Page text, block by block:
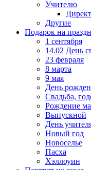
Учителю
Другие
Подарок на
1 сентября
14.02 День
23 февраля
8 марта
9 мая
День
Свадьба,
Рождение
Выпускной
День
Новый год
Новоселье
Пасха
Хэллоуин